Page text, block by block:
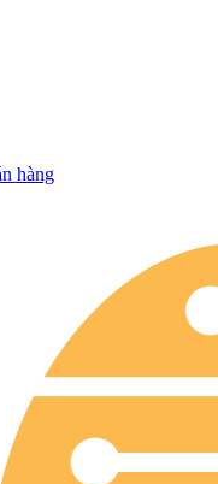
hàng